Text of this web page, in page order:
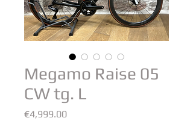
Megamo Raise 05
CW tg. L
€4,999.00Prezzo